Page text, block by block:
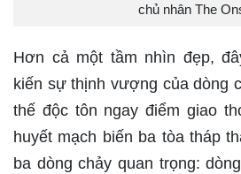
chủ nhân The
Hơn cả một tầm nhìn đẹp,
kiến sự thịnh vượng của dòng
thế độc tôn ngay điểm giao
huyết mạch biến ba tòa tháp
ba dòng chảy quan trọng: